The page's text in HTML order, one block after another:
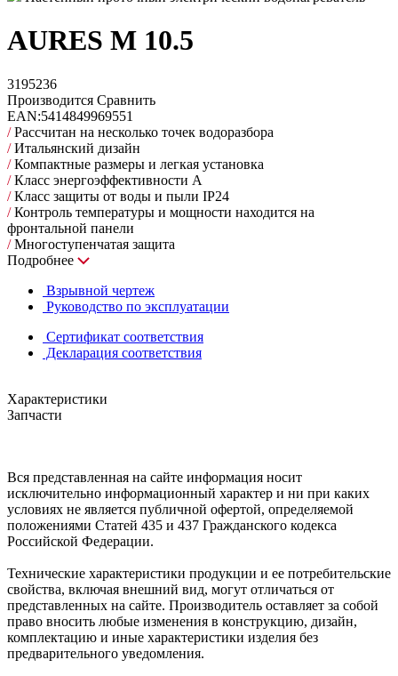
AURES M 10.5
3195236
Производится Сравнить
EAN:5414849969551
/Рассчитан на несколько точек водоразбора
/Итальянский дизайн
/Компактные размеры и легкая установка
/Класс энергоэффективности A
/Класс защиты от воды и пыли IP24
/Контроль температуры и мощности находится на
фронтальной панели
/Многоступенчатая защита
Подробнее
Взрывной чертеж
Руководство по эксплуатации
Сертификат соответствия
Декларация соответствия
Характеристики
Запчасти
Вся представленная на сайте информация носит
исключительно информационный характер и ни при каких
условиях не является публичной офертой, определяемой
положениями Статей 435 и 437 Гражданского кодекса
Российской Федерации.
Технические характеристики продукции и ее потребительские
свойства, включая внешний вид, могут отличаться от
представленных на сайте. Производитель оставляет за собой
право вносить любые изменения в конструкцию, дизайн,
комплектацию и иные характеристики изделия без
предварительного уведомления.